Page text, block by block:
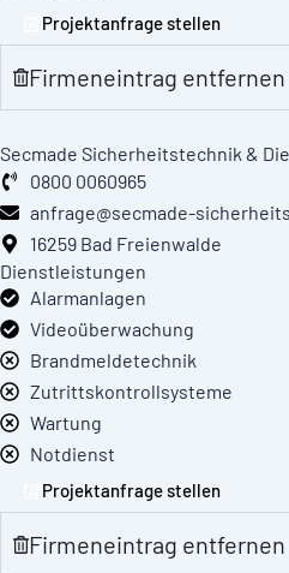
Projektanfrage stellen
Firmeneintrag entfernen
Secmade Sicherheitstechnik &
0800 0060965
anfrage@secmade-
16259 Bad Freienwalde
Dienstleistungen
Alarmanlagen
Videoüberwachung
Brandmeldetechnik
Zutrittskontrollsysteme
Wartung
Notdienst
Projektanfrage stellen
Firmeneintrag entfernen